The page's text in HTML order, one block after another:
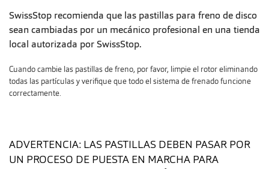
SwissStop recomienda que las pastillas para freno de disco
sean cambiadas por un mecánico profesional en una tienda
local autorizada por SwissStop.
Cuando cambie las pastillas de freno, por favor, limpie el rotor eliminando
todas las partículas y verifique que todo el sistema de frenado funcione
correctamente.
ADVERTENCIA: LAS PASTILLAS DEBEN PASAR POR
UN PROCESO DE PUESTA EN MARCHA PARA